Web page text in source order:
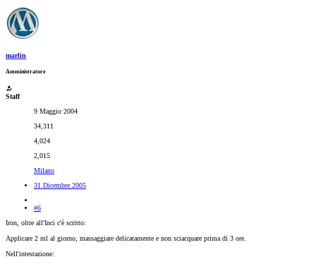
marlin
Amministratore
Staff
9 Maggio 2004
34,311
4,024
2,015
Milano
31 Dicembre 2005
#6
Iron, oltre all'Inci c'è scritto:
Applicare 2 ml al giorno, massaggiare delicatamente e non sciacquare prima di 3 ore.
Nell'intestazione: